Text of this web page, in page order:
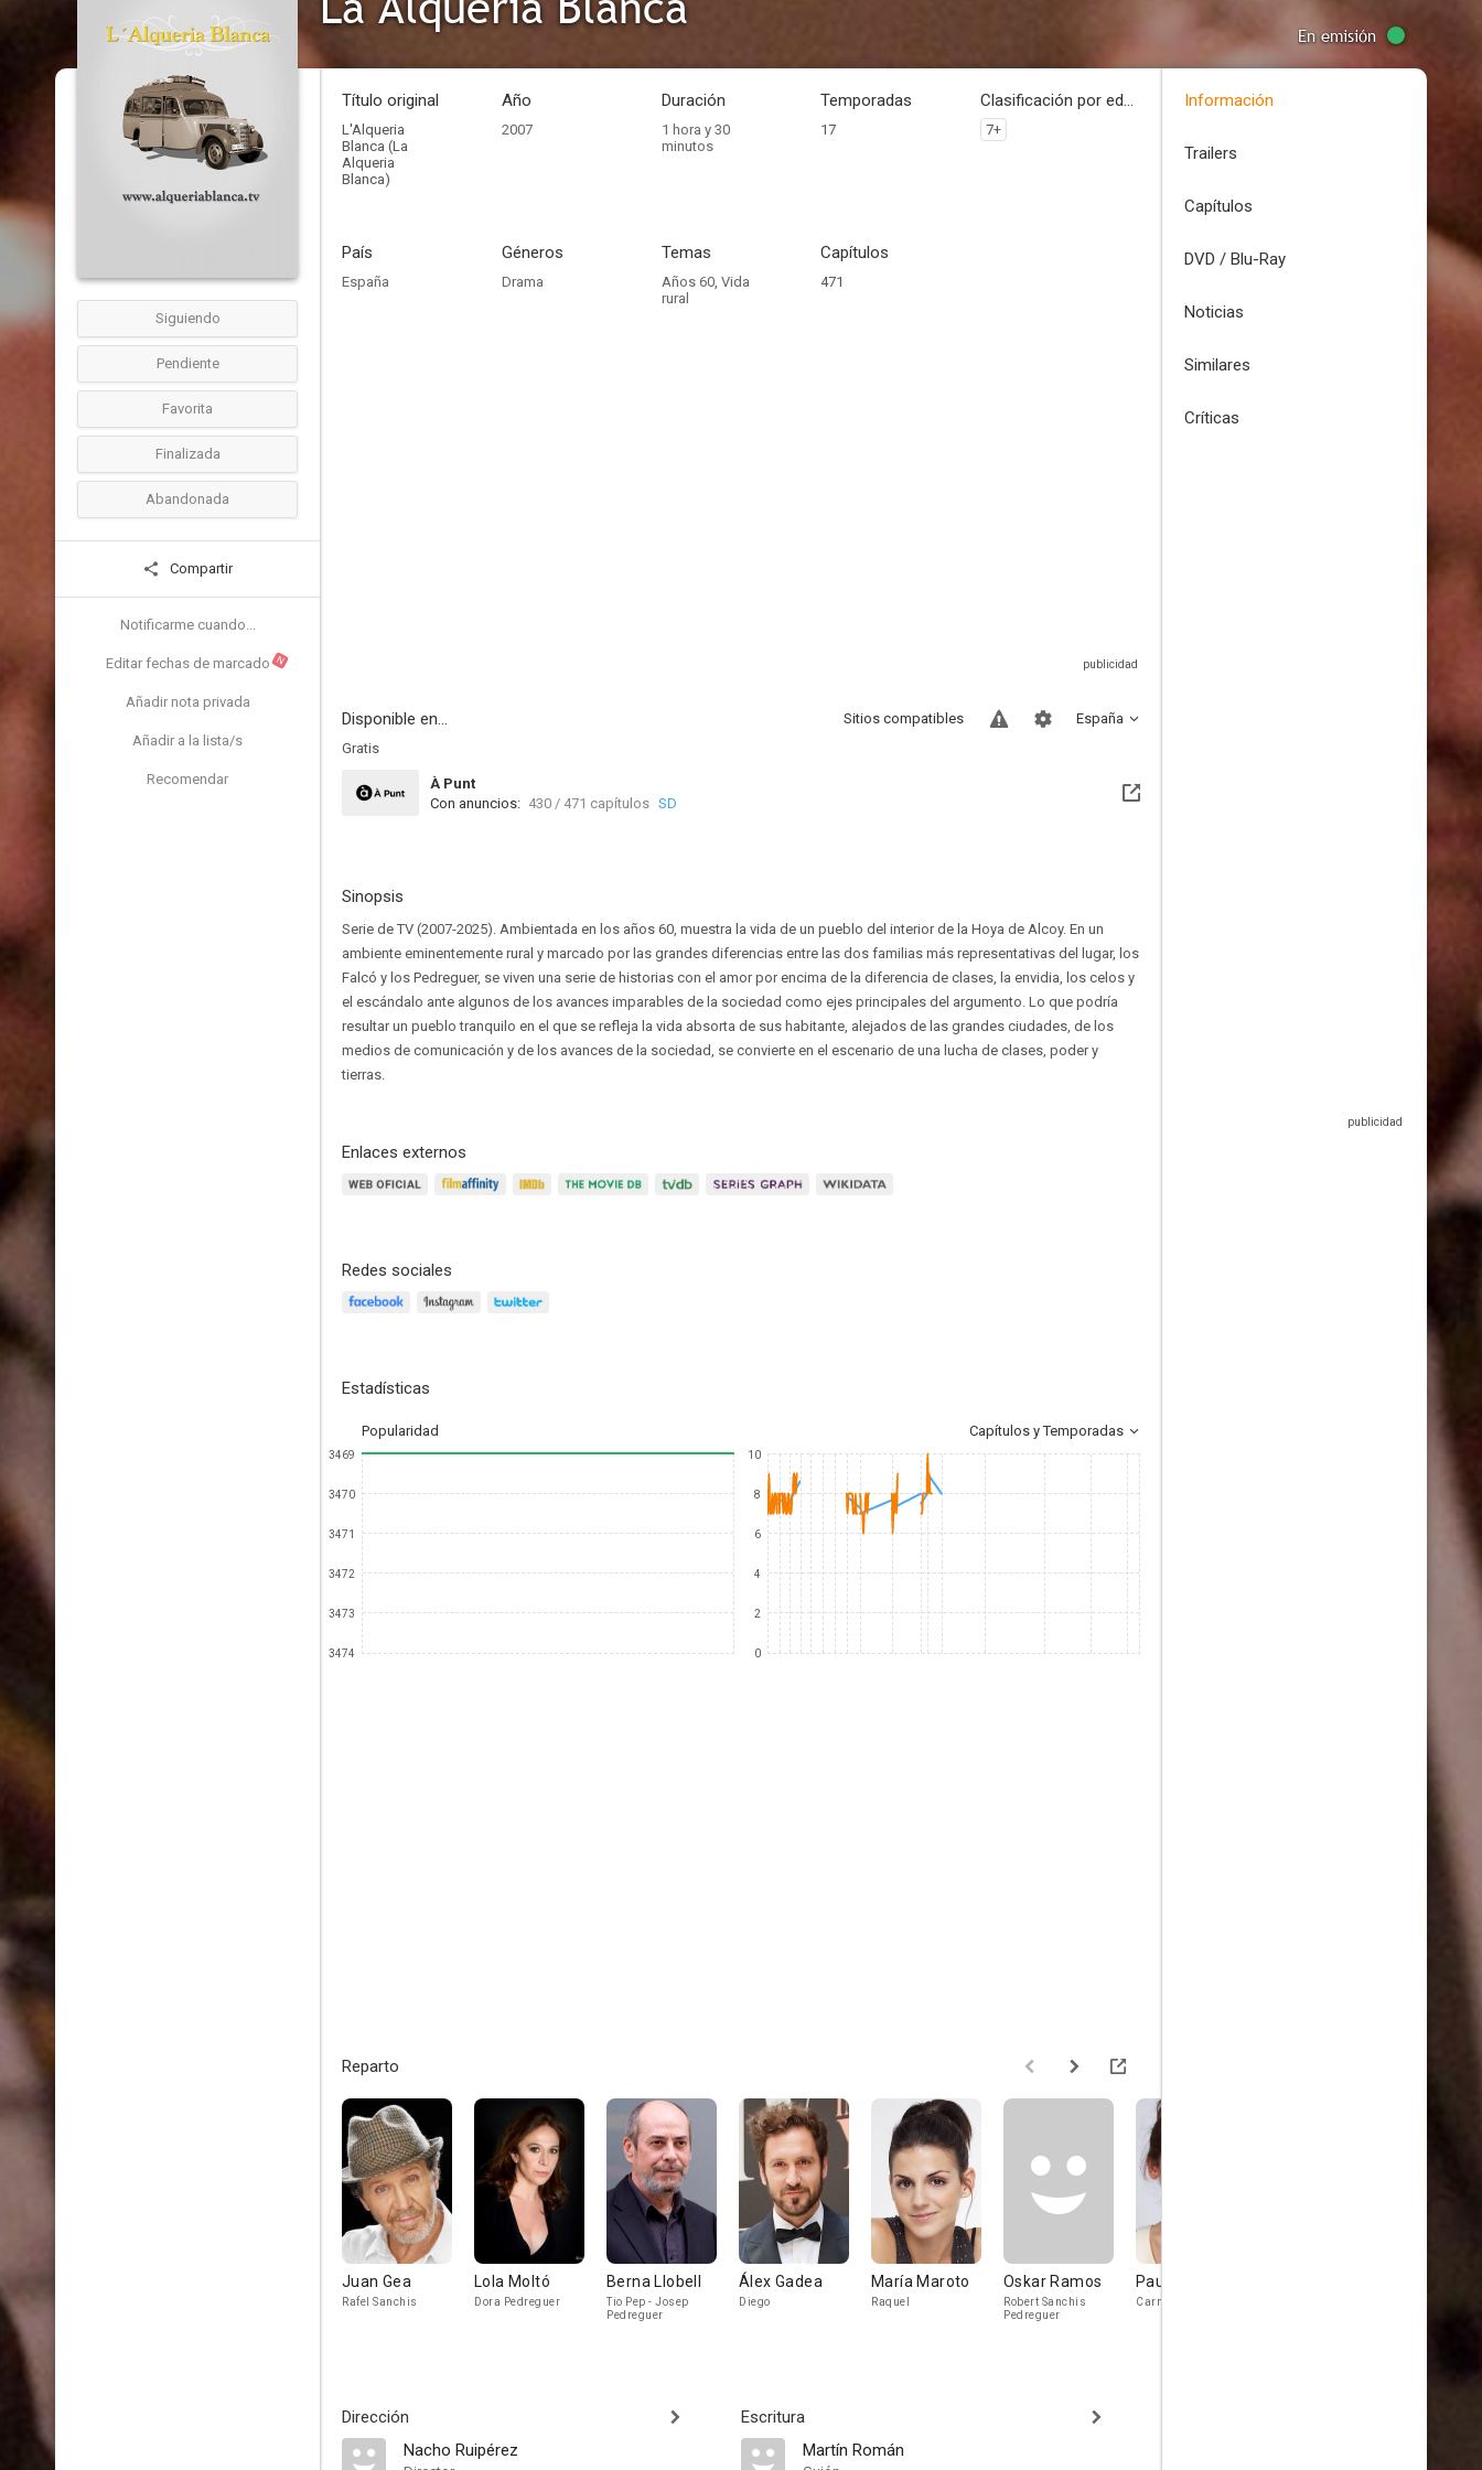
En emisión
Siguiendo
Pendiente
Favorita
Finalizada
Abandonada
Compartir
Notificarme cuando...
Editar fechas de marcado N
Añadir nota privada
Añadir a la lista/s
Recomendar
Título original
L'Alqueria
Blanca (La
Alqueria
Blanca)
Año
2007
Duración
1 hora y 30
minutos
Temporadas
17
Clasificación por edades
7+
País
España
Géneros
Drama
Temas
Años 60, Vida
rural
Capítulos
471
Disponible en... España
Sitios compatibles
Gratis
À Punt
Con anuncios: 430 / 471 capítulos SD
Sinopsis
Serie de TV (2007-2025). Ambientada en los años 60, muestra la vida de un pueblo del interior de la Hoya de Alcoy. En un
ambiente eminentemente rural y marcado por las grandes diferencias entre las dos familias más representativas del lugar, los
Falcó y los Pedreguer, se viven una serie de historias con el amor por encima de la diferencia de clases, la envidia, los celos y
el escándalo ante algunos de los avances imparables de la sociedad como ejes principales del argumento. Lo que podría
resultar un pueblo tranquilo en el que se refleja la vida absorta de sus habitante, alejados de las grandes ciudades, de los
medios de comunicación y de los avances de la sociedad, se convierte en el escenario de una lucha de clases, poder y
tierras.
Enlaces externos
Redes sociales
Estadísticas
Popularidad Capítulos y Temporadas
3469
3470
3471
3472
3473
3474
10
8
6
4
2
0
Reparto
Juan Gea
Rafel Sanchis
Lola Moltó
Dora Pedreguer
Berna Llobell
Tio Pep - Josep
Pedreguer
Álex Gadea
Diego
María Maroto
Raquel
Oskar Ramos
Robert Sanchis
Pedreguer
Paula Muñoz
Carmina
Dirección
Nacho Ruipérez
Escritura
Martín Román
Información
Trailers
Capítulos
DVD / Blu-Ray
Noticias
Similares
Críticas